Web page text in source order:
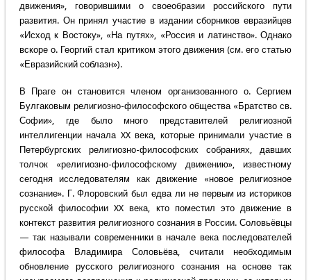
движения», говорившими о своеобразии российского пути
развития. Он принял участие в издании сборников евразийцев
«Исход к Востоку», «На путях», «Россия и латинство». Однако
вскоре о. Георгий стал критиком этого движения (см. его статью
«Евразийский соблазн»).
В Праге он становится членом организованного о. Сергием
Булгаковым религиозно-философского общества «Братство св.
Софии», где было много представителей религиозной
интеллигенции начала XX века, которые принимали участие в
Петербургских религиозно-философских собраниях, давших
толчок «религиозно-философскому движению», известному
сегодня исследователям как движение «новое религиозное
сознание». Г. Флоровский был едва ли не первым из историков
русской философии XX века, кто поместил это движение в
контекст развития религиозного сознания в России. Соловьёвцы
— так называли современники в начале века последователей
философа Владимира Соловьёва, считали необходимым
обновление русского религиозного сознания на основе так